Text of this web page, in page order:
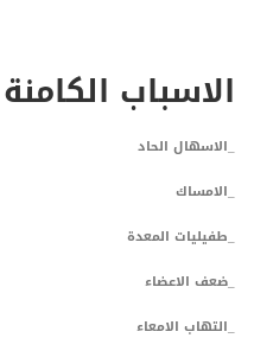
الاسباب
_الاسهال الحاد
_الامساك
_طفيليات المعدة
_ضعف الاعضاء
_التهاب الامعاء